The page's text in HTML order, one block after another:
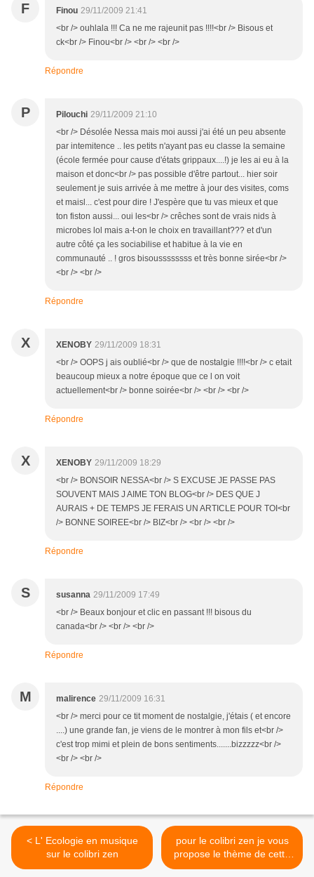
F Finou 29/11/2009 21:41
<br /> ouhlala !!! Ca ne me rajeunit pas !!!!<br /> Bisous et
ck<br /> Finou<br /> <br /> <br />
Répondre
P Pilouchi 29/11/2009 21:10
<br /> Désolée Nessa mais moi aussi j'ai été un peu absente
par intemitence .. les petits n'ayant pas eu classe la semaine
(école fermée pour cause d'états grippaux....!) je les ai eu à la
maison et donc<br /> pas possible d'être partout... hier soir
seulement je suis arrivée à me mettre à jour des visites, coms
et maisl... c'est pour dire ! J'espère que tu vas mieux et que
ton fiston aussi... oui les<br /> crêches sont de vrais nids à
microbes lol mais a-t-on le choix en travaillant??? et d'un
autre côté ça les sociabilise et habitue à la vie en
communauté .. ! gros bisoussssssss et très bonne sirée<br />
<br /> <br />
Répondre
X XENOBY 29/11/2009 18:31
<br /> OOPS j ais oublié<br /> que de nostalgie !!!!<br /> c etait
beaucoup mieux a notre époque que ce l on voit
actuellement<br /> bonne soirée<br /> <br /> <br />
Répondre
X XENOBY 29/11/2009 18:29
<br /> BONSOIR NESSA<br /> S EXCUSE JE PASSE PAS
SOUVENT MAIS J AIME TON BLOG<br /> DES QUE J
AURAIS + DE TEMPS JE FERAIS UN ARTICLE POUR TOI<br
/> BONNE SOIREE<br /> BIZ<br /> <br /> <br />
Répondre
S susanna 29/11/2009 17:49
<br /> Beaux bonjour et clic en passant !!! bisous du
canada<br /> <br /> <br />
Répondre
M malirence 29/11/2009 16:31
<br /> merci pour ce tit moment de nostalgie, j'étais ( et encore
....) une grande fan, je viens de le montrer à mon fils et<br />
c'est trop mimi et plein de bons sentiments.......bizzzzz<br />
<br /> <br />
Répondre
< L' Ecologie en musique
sur le colibri zen
pour le colibri zen je vous
propose le thème de cette
semaine >